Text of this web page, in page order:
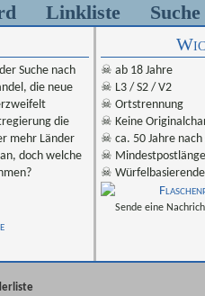
Linkliste Suche
Suche nach
die neue
die
mehr Länder
doch welche
☠ ab 18 Jahre
☠ L3 / S2 / V2
☠ Ortstrennung
☠ Keine
☠ ca. 50 Jahre
☠
☠
Sende eine